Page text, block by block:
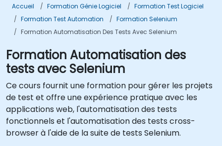
Accueil Formation Génie Logiciel
Formation Test Logiciel
Formation Test Automation
Formation Selenium
Formation Automatisation Des Tests Avec Selenium
Formation Automatisation des
tests avec Selenium
Ce cours fournit une formation pour gérer les projets
de test et offre une expérience pratique avec les
applications web, l'automatisation des tests
fonctionnels et l'automatisation des tests cross-
browser à l'aide de la suite de tests Selenium.